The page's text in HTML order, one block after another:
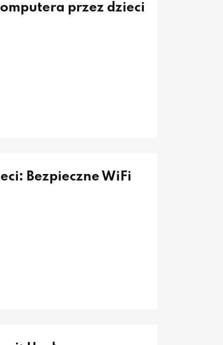
przez dzieci
Bezpieczne WiFi